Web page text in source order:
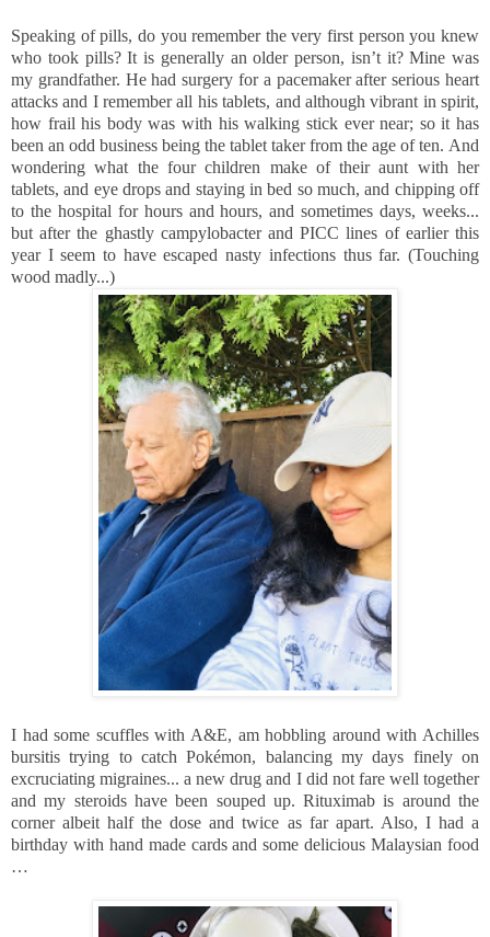
Speaking of pills, do you remember the very first person you knew
who took pills? It is generally an older person, isn’t it? Mine was
my grandfather. He had surgery for a pacemaker after serious heart
attacks and I remember all his tablets, and although vibrant in spirit,
how frail his body was with his walking stick ever near; so it has
been an odd business being the tablet taker from the age of ten. And
wondering what the four children make of their aunt with her
tablets, and eye drops and staying in bed so much, and chipping off
to the hospital for hours and hours, and sometimes days, weeks...
but after the ghastly campylobacter and PICC lines of earlier this
year I seem to have escaped nasty infections thus far. (Touching
wood madly...)
I had some scuffles with A&E, am hobbling around with Achilles
bursitis trying to catch Pokémon, balancing my days finely on
excruciating migraines... a new drug and I did not fare well together
and my steroids have been souped up. Rituximab is around the
corner albeit half the dose and twice as far apart. Also, I had a
birthday with hand made cards and some delicious Malaysian food
…